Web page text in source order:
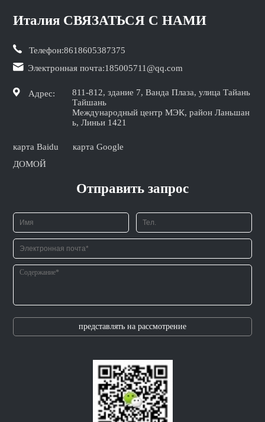
Италия СВЯЗАТЬСЯ С НАМИ
Телефон:8618605387375
Электронная почта:185005711@qq.com
Адрес:
811-812, здание 7, Ванда Плаза, улица Тайань
Тайшань
Международный центр МЭК, район Ланьшан
ь, Линьи 1421
карта Baidu
карта Google
ДОМОЙ
Отправить запрос
представлять на рассмотрение